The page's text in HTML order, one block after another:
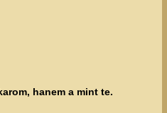
hanem a mint te.